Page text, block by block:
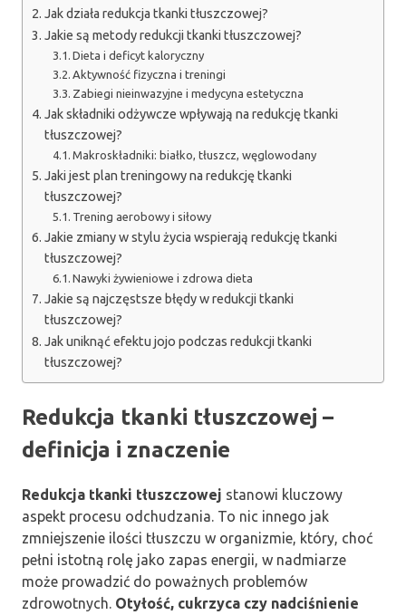
Jak działa redukcja tkanki tłuszczowej?
Jakie są metody redukcji tkanki tłuszczowej?
Dieta i deficyt kaloryczny
Aktywność fizyczna i treningi
Zabiegi nieinwazyjne i medycyna estetyczna
Jak składniki odżywcze wpływają na redukcję tkanki
tłuszczowej?
Makroskładniki: białko, tłuszcz, węglowodany
Jaki jest plan treningowy na redukcję tkanki
tłuszczowej?
Trening aerobowy i siłowy
Jakie zmiany w stylu życia wspierają redukcję tkanki
tłuszczowej?
Nawyki żywieniowe i zdrowa dieta
Jakie są najczęstsze błędy w redukcji tkanki
tłuszczowej?
Jak uniknąć efektu jojo podczas redukcji tkanki
tłuszczowej?
Redukcja tkanki tłuszczowej –
definicja i znaczenie
Redukcja tkanki tłuszczowej stanowi kluczowy
aspekt procesu odchudzania. To nic innego jak
zmniejszenie ilości tłuszczu w organizmie, który, choć
pełni istotną rolę jako zapas energii, w nadmiarze
może prowadzić do poważnych problemów
zdrowotnych. Otyłość, cukrzyca czy nadciśnienie